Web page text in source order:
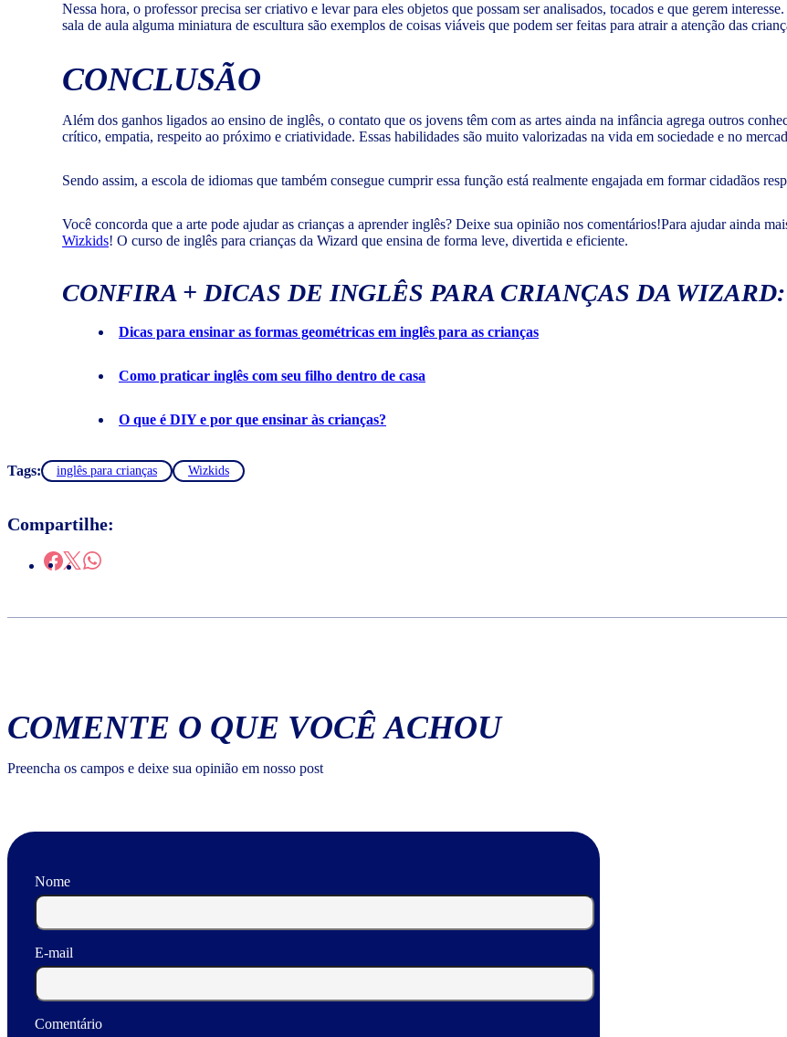
Nessa hora, o professor precisa ser criativo e levar para eles objetos que possam ser analisados, tocados e que gerem
sala de aula alguma miniatura de escultura são exemplos de coisas viáveis que podem ser feitas para atrair a atenção das
CONCLUSÃO
Além dos ganhos ligados ao ensino de inglês, o contato que os jovens têm com as artes ainda na infância agrega outros
crítico, empatia, respeito ao próximo e criatividade. Essas habilidades são muito valorizadas na vida em sociedade e no
Sendo assim, a escola de idiomas que também consegue cumprir essa função está realmente engajada em formar cidadãos
Você concorda que a arte pode ajudar as crianças a aprender inglês? Deixe sua opinião nos comentários!Para ajudar ainda
Wizkids! O curso de inglês para crianças da Wizard que ensina de forma leve, divertida e eficiente.
CONFIRA + DICAS DE INGLÊS PARA CRIANÇAS DA WIZARD:
Dicas para ensinar as formas geométricas em inglês para as crianças
Como praticar inglês com seu filho dentro de casa
O que é DIY e por que ensinar às crianças?
Tags: inglês para crianças Wizkids
Compartilhe:
COMENTE O QUE VOCÊ ACHOU
Preencha os campos e deixe sua opinião em nosso post
Nome
E-mail
Comentário